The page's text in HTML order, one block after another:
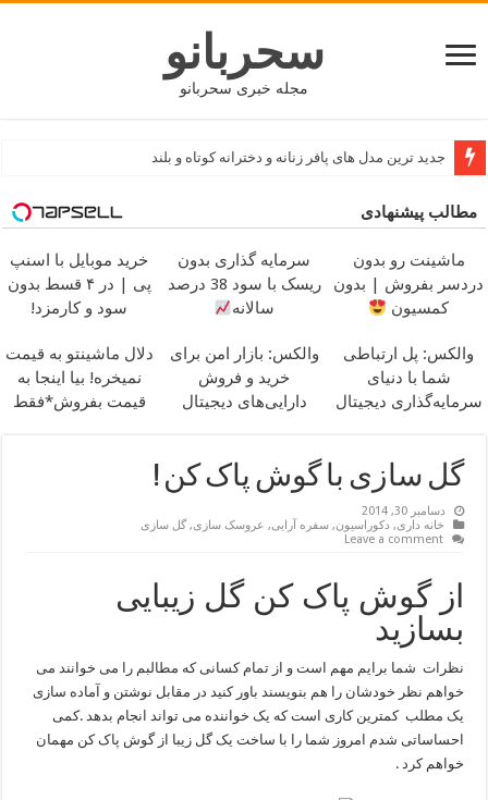
سحربانو
مجله خبری سحربانو
جدید ترین مدل های پافر زنانه و دخترانه کوتاه و بلند
مطالب پیشنهادی
ماشینت رو بدون
دردسر بفروش | بدون
کمسیون
سرمایه گذاری بدون
ریسک با سود 38 درصد
سالانه
خرید موبایل با اسنپ
پی | در ۴ قسط بدون
سود و کارمزد!
والکس: پل ارتباطی
شما با دنیای
سرمایه‌گذاری دیجیتال
والکس: بازار امن برای
خرید و فروش
دارایی‌های دیجیتال
دلال ماشینتو به قیمت
نمیخره! بیا اینجا به
قیمت بفروش*فقط
گل سازی با گوش پاک کن !
دسامبر 30, 2014
خانه داری, دکوراسیون,سفره آرایی, عروسک سازی,گل سازی
Leave a comment
از گوش پاک کن گل زیبایی
بسازید
نظرات شما برایم مهم است و از تمام کسانی که مطالبم را می خوانند می
خواهم نظر خودشان را هم بنویسند باور کنید در مقابل نوشتن و آماده سازی
یک مطلب کمترین کاری است که یک خواننده می تواند انجام بدهد .کمی
احساساتی شدم امروز شما را با ساخت یک گل زیبا از گوش پاک کن مهمان
خواهم کرد .